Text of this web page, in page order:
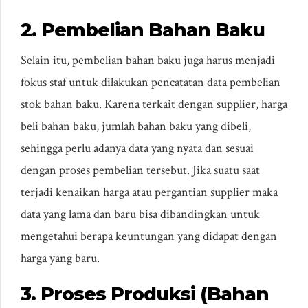
2. Pembelian Bahan Baku
Selain itu, pembelian bahan baku juga harus menjadi
fokus staf untuk dilakukan pencatatan data pembelian
stok bahan baku. Karena terkait dengan supplier, harga
beli bahan baku, jumlah bahan baku yang dibeli,
sehingga perlu adanya data yang nyata dan sesuai
dengan proses pembelian tersebut. Jika suatu saat
terjadi kenaikan harga atau pergantian supplier maka
data yang lama dan baru bisa dibandingkan untuk
mengetahui berapa keuntungan yang didapat dengan
harga yang baru.
3. Proses Produksi (Bahan